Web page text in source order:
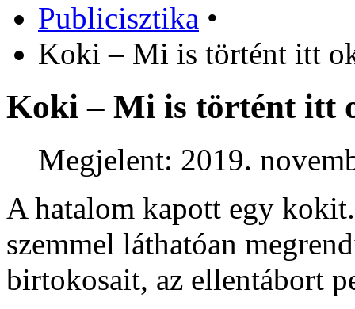
Publicisztika •
Koki – Mi is történt itt
Koki – Mi is történt itt
Megjelent: 2019.
A hatalom kapott egy
szemmel láthatóan
birtokosait, az ellentábort